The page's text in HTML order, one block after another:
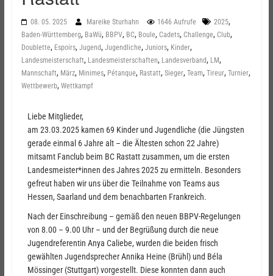
08. 05. 2025 Mareike Sturhahn 1646 Aufrufe 2025,
Baden-Württemberg, BaWü, BBPV, BC, Boule, Cadets, Challenge, Club,
Doublette, Espoirs, Jugend, Jugendliche, Juniors, Kinder,
Landesmeisterschaft, Landesmeisterschaften, Landesverband, LM,
Mannschaft, März, Minimes, Pétanque, Rastatt, Sieger, Team, Tireur, Turnier,
Wettbewerb, Wettkampf
Liebe Mitglieder,
am 23.03.2025 kamen 69 Kinder und Jugendliche (die Jüngsten
gerade einmal 6 Jahre alt – die Ältesten schon 22 Jahre)
mitsamt Fanclub beim BC Rastatt zusammen, um die ersten
Landesmeister*innen des Jahres 2025 zu ermitteln. Besonders
gefreut haben wir uns über die Teilnahme von Teams aus
Hessen, Saarland und dem benachbarten Frankreich.
Nach der Einschreibung – gemäß den neuen BBPV-Regelungen
von 8.00 – 9.00 Uhr – und der Begrüßung durch die neue
Jugendreferentin Anya Caliebe, wurden die beiden frisch
gewählten Jugendsprecher Annika Heine (Brühl) und Béla
Mössinger (Stuttgart) vorgestellt. Diese konnten dann auch